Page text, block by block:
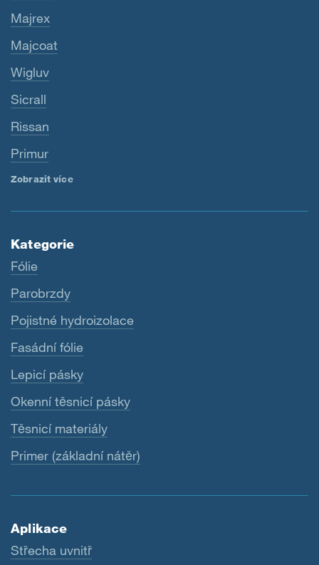
Majrex
Majcoat
Wigluv
Sicrall
Rissan
Primur
Zobrazit více
Kategorie
Fólie
Parobrzdy
Pojistné hydroizolace
Fasádní fólie
Lepicí pásky
Okenní těsnicí pásky
Těsnicí materiály
Primer (základní nátěr)
Aplikace
Střecha uvnitř